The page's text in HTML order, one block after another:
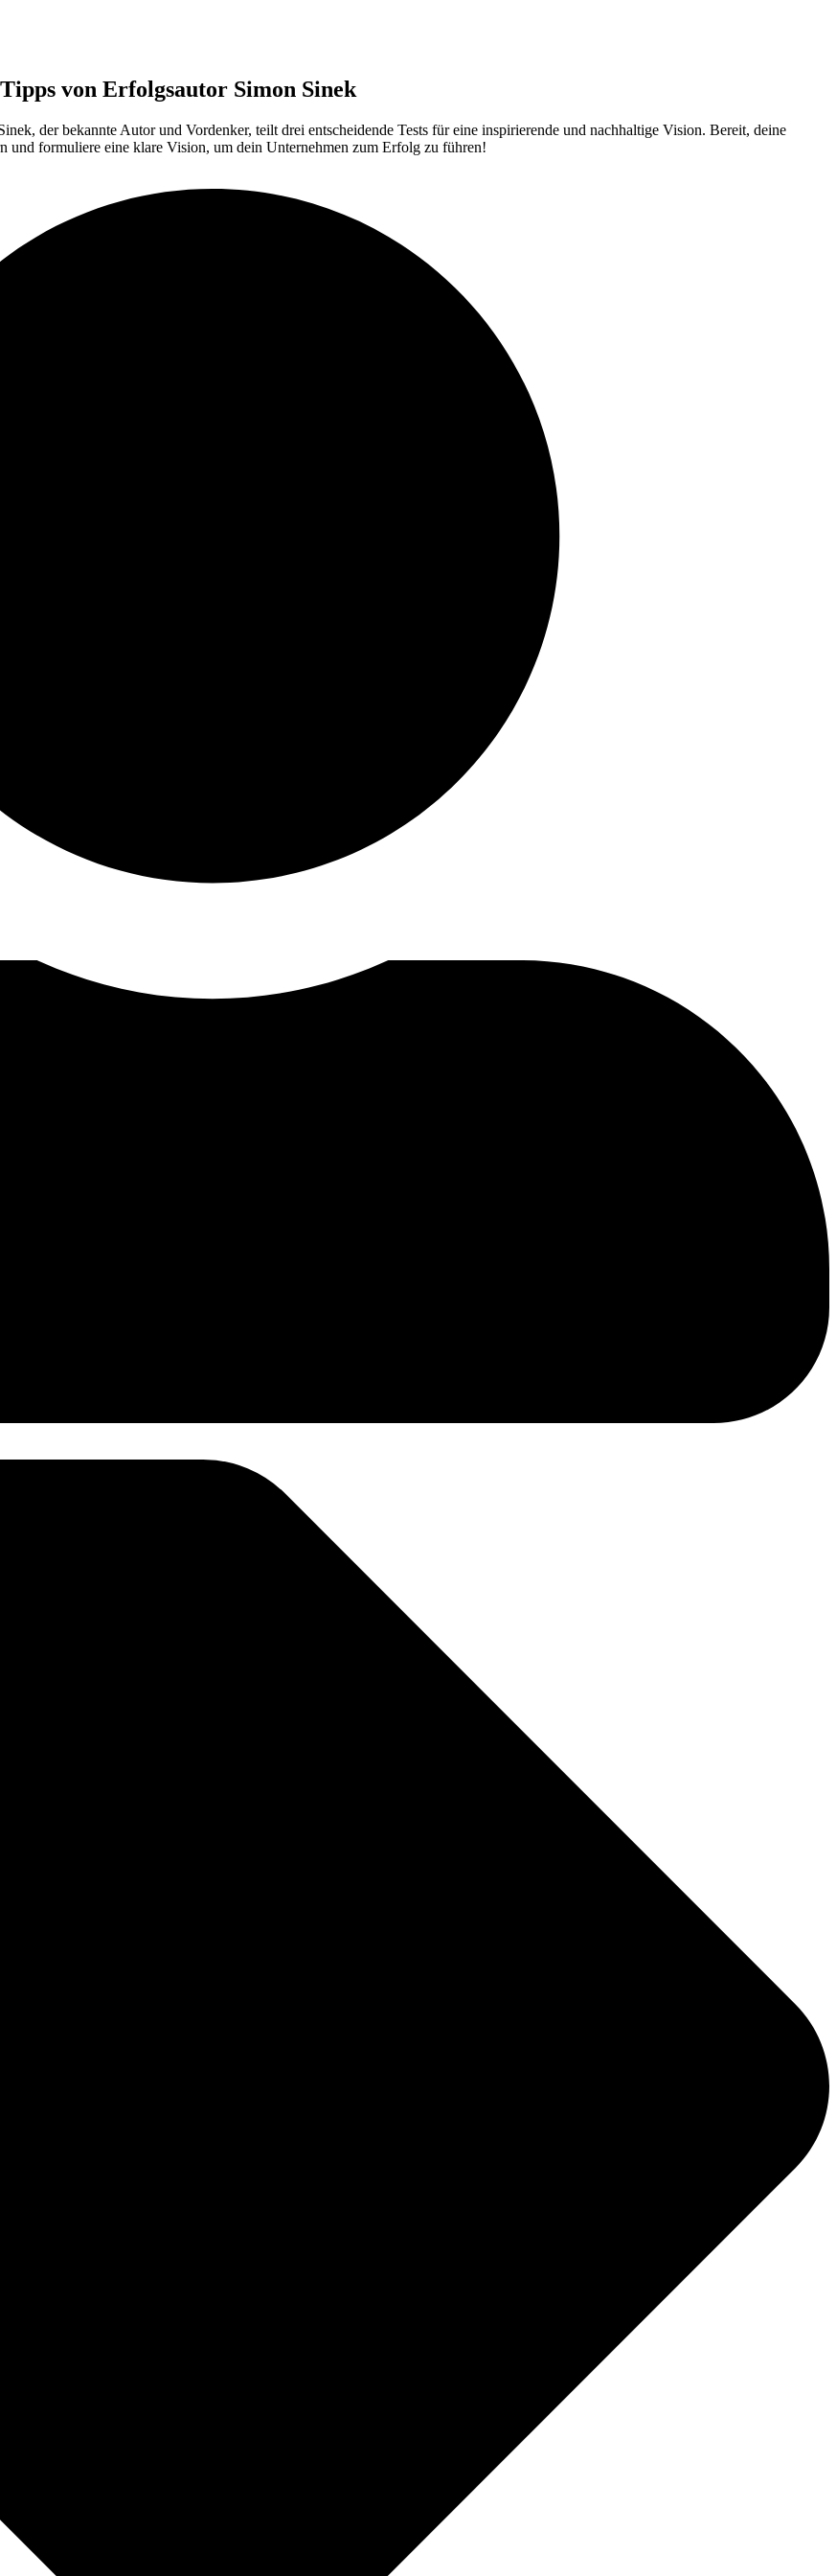
von Erfolgsautor Simon Sinek
der bekannte Autor und Vordenker, teilt drei entscheidende Tests für eine inspirierende und nachhaltige Vision. Bereit, deine
und formuliere eine klare Vision, um dein Unternehmen zum Erfolg zu führen!